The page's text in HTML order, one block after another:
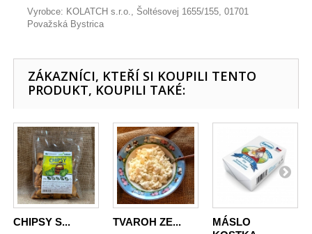
Vyrobce: KOLATCH s.r.o., Šoltésovej 1655/155, 01701
Považská Bystrica
ZÁKAZNÍCI, KTEŘÍ SI KOUPILI TENTO
PRODUKT, KOUPILI TAKÉ:
CHIPSY S... TVAROH ZE...
MÁSLO